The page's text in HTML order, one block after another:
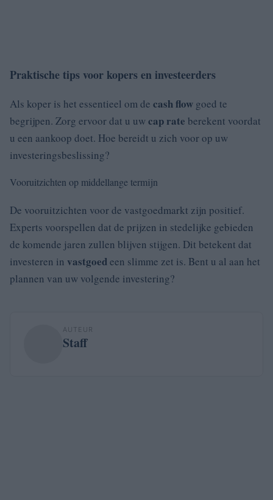
Praktische tips voor kopers en investeerders
Als koper is het essentieel om de cash flow goed te
begrijpen. Zorg ervoor dat u uwcap rate berekent voordat
u een aankoop doet. Hoe bereidt u zich voor op uw
investeringsbeslissing?
Vooruitzichten op middellange termijn
De vooruitzichten voor de vastgoedmarkt zijn positief.
Experts voorspellen dat de prijzen in stedelijke gebieden
de komende jaren zullen blijven stijgen. Dit betekent dat
investeren in vastgoedeen slimme zet is. Bent u al aan het
plannen van uw volgende investering?
AUTEUR
Staff